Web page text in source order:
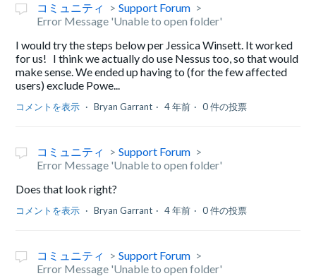
コミュニティ
Support Forum
Error Message 'Unable to open folder'
I would try the steps below per Jessica Winsett. It worked
for us! I think we actually do use Nessus too, so that would
make sense. We ended up having to (for the few affected
users) exclude Powe...
コメントを表示 Bryan Garrant 4 年前 0 件の投票
コミュニティ
Support Forum
Error Message 'Unable to open folder'
Does that look right?
コメントを表示 Bryan Garrant 4 年前 0 件の投票
コミュニティ
Support Forum
Error Message 'Unable to open folder'